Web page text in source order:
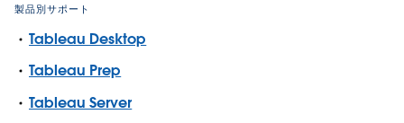
製品別サポート
Tableau Desktop
Tableau Prep
Tableau Server